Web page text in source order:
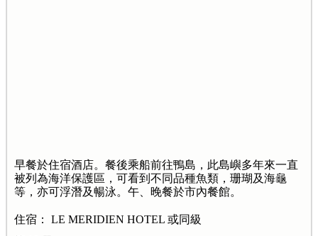
早餐於住宿酒店。餐後乘船前往鴨島，此島嶼多年來一直
被列為海洋保護區，可看到不同品種魚類，珊瑚及海龜
等，亦可浮潛及暢泳。午、晚餐於市內餐館。
住宿： LE MERIDIEN HOTEL 或同級